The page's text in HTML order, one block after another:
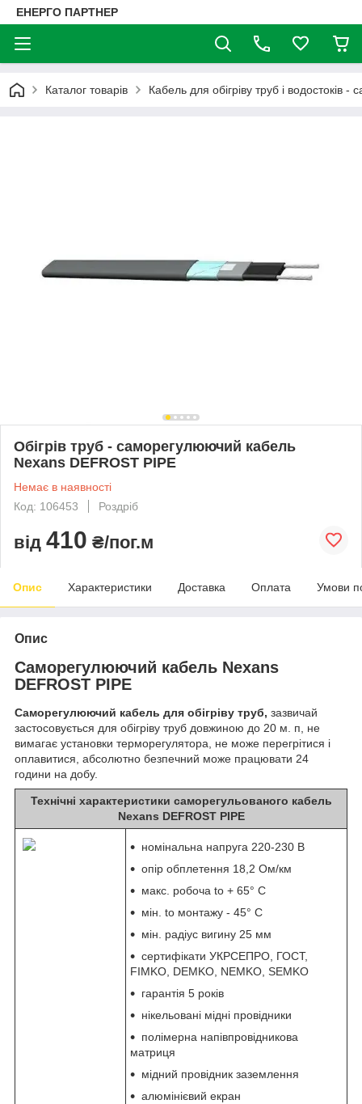
ЕНЕРГО ПАРТНЕР
Каталог товарів Кабель для обігріву труб і водостоків
Обігрів труб - саморегулюючий кабель
Nexans DEFROST PIPE
Немає в наявності
Код: 106453
Роздріб
від 410 ₴/пог.м
Опис Характеристики Доставка Оплата Умови
Опис
Саморегулюючий кабель Nexans
DEFROST PIPE
Саморегулюючий кабель для обігріву труб, зазвичай
застосовується для обігріву труб довжиною до 20 м. п, не
вимагає установки терморегулятора, не може перегрітися і
оплавитися, абсолютно безпечний може працювати 24
години на добу.
Технічні характеристики саморегульованого кабель
Nexans DEFROST PIPE
номінальна напруга 220-230 В
опір обплетення 18,2 Ом/км
макс. робоча to + 65° C
мін. to монтажу - 45° C
мін. радіус вигину 25 мм
сертифікати УКРСЕПРО, ГОСТ,
FIMKO, DEMKO, NEMKO, SEMKO
гарантія 5 років
нікельовані мідні провідники
полімерна напівпровідникова
матриця
мідний провідник заземлення
алюмінієвий екран